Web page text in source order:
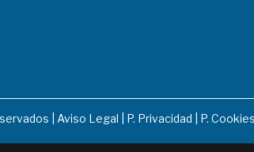
| Aviso Legal P. Privacidad P. Cookies